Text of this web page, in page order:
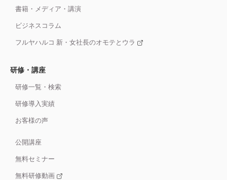
書籍・メディア・講演
ビジネスコラム
フルヤハルコ 新・女社長のオモテとウラ
研修・講座
研修一覧・検索
研修導入実績
お客様の声
公開講座
無料セミナー
無料研修動画